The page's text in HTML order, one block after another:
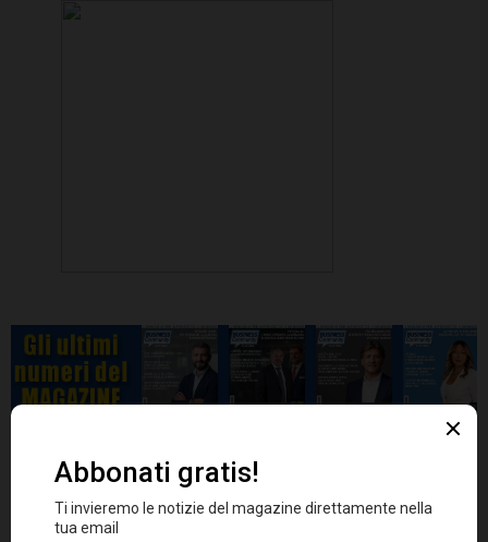
I leader IT si stanno rivolgendo a silos
informativi con nuove connessioni. Le due